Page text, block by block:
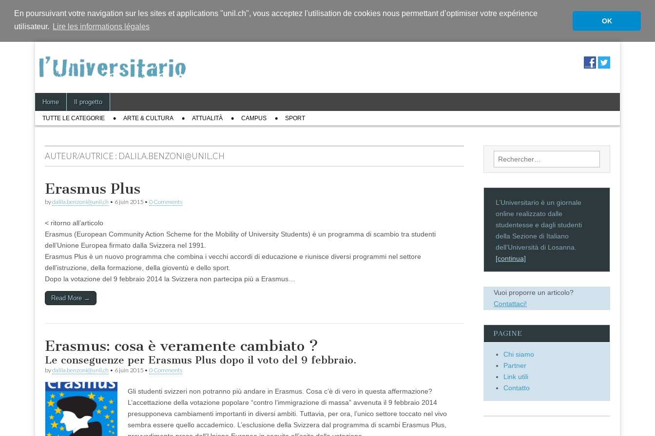
En poursuivant votre navigation sur les sites et applications "unil.ch", vous acceptez l'utilisation de cookies nous permettant d’optimiser votre expérience
utilisateur.
Lire les informations légales
OK
Main
menu
Skip
content
Home Il progetto
Sub
menu
TUTTE LE CATEGORIE ARTE & CULTURA ATTUALITÀ CAMPUS SPORT
AUTEUR/AUTRICE : DALILA.BENZONI@UNIL.CH
Erasmus Plus
bydalila.benzoni@unil.ch • 6 juin 2015 • 0 Comments
< ritorno all’articolo
Erasmus (European Community Action Scheme for the Mobility of University Students) è un programma di scambio tra studenti
dell’Unione Europea firmato dalla Svizzera nel 1991.
Erasmus Plus è un nuovo programma che combina i vecchi accordi di educazione e riunisce diversi programmi nel settore
dell’istruzione, della formazione, della gioventù e dello sport.
Dopo la votazione del 9 febbraio 2014 la Svizzera non partecipa più a Erasmus…
Read More →
Erasmus: cosa è veramente cambiato ?
Le conseguenze per Erasmus Plus dopo il voto del 9 febbraio.
bydalila.benzoni@unil.ch • 6 juin 2015 • 0 Comments
Gli studenti svizzeri non potranno più andare in Erasmus. Cosa c’è di vero in questa affermazione?
L’accettazione della votazione popolare “contro l’immigrazione di massa” avvenuta il 9 febbraio 2014
presupponeva cambiamenti importanti in diversi ambiti. Tuttavia, per ora, l’unico settore toccato nel vivo
sembra essere quello accademico. L’esclusione della Svizzera dal programma di scambi Erasmus Plus,
Rechercher :
L’Universitario è un giornale
online realizzato dalle
studentesse e dagli studenti
della Sezione di Italiano
dell’Università di Losanna.
[continua]
Vuoi proporre un articolo?
Contattaci!
PAGINE
Chi siamo
Partner
Link utili
Contatto